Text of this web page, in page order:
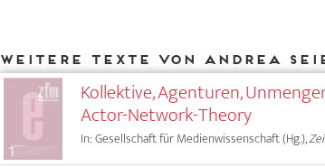
Weitere Texte von Andrea
Kollektive, Agenturen,
Actor-Network-Theory
In: Gesellschaft für Medienwissenschaft (Hg.),